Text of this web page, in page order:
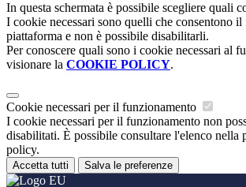
In questa schermata è possibile scegliere quali
I cookie necessari sono quelli che consentono
piattaforma e non è possibile disabilitarli.
Per conoscere quali sono i cookie necessari al
visionare la COOKIE POLICY.
Cookie necessari per il funzionamento
I cookie necessari per il funzionamento non
disabilitati. È possibile consultare l'elenco nella
policy.
Accetta tutti Salva le preferenze